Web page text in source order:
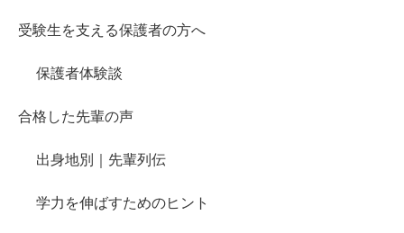
受験生を支える保護者の方へ
保護者体験談
合格した先輩の声
出身地別｜先輩列伝
学力を伸ばすためのヒント